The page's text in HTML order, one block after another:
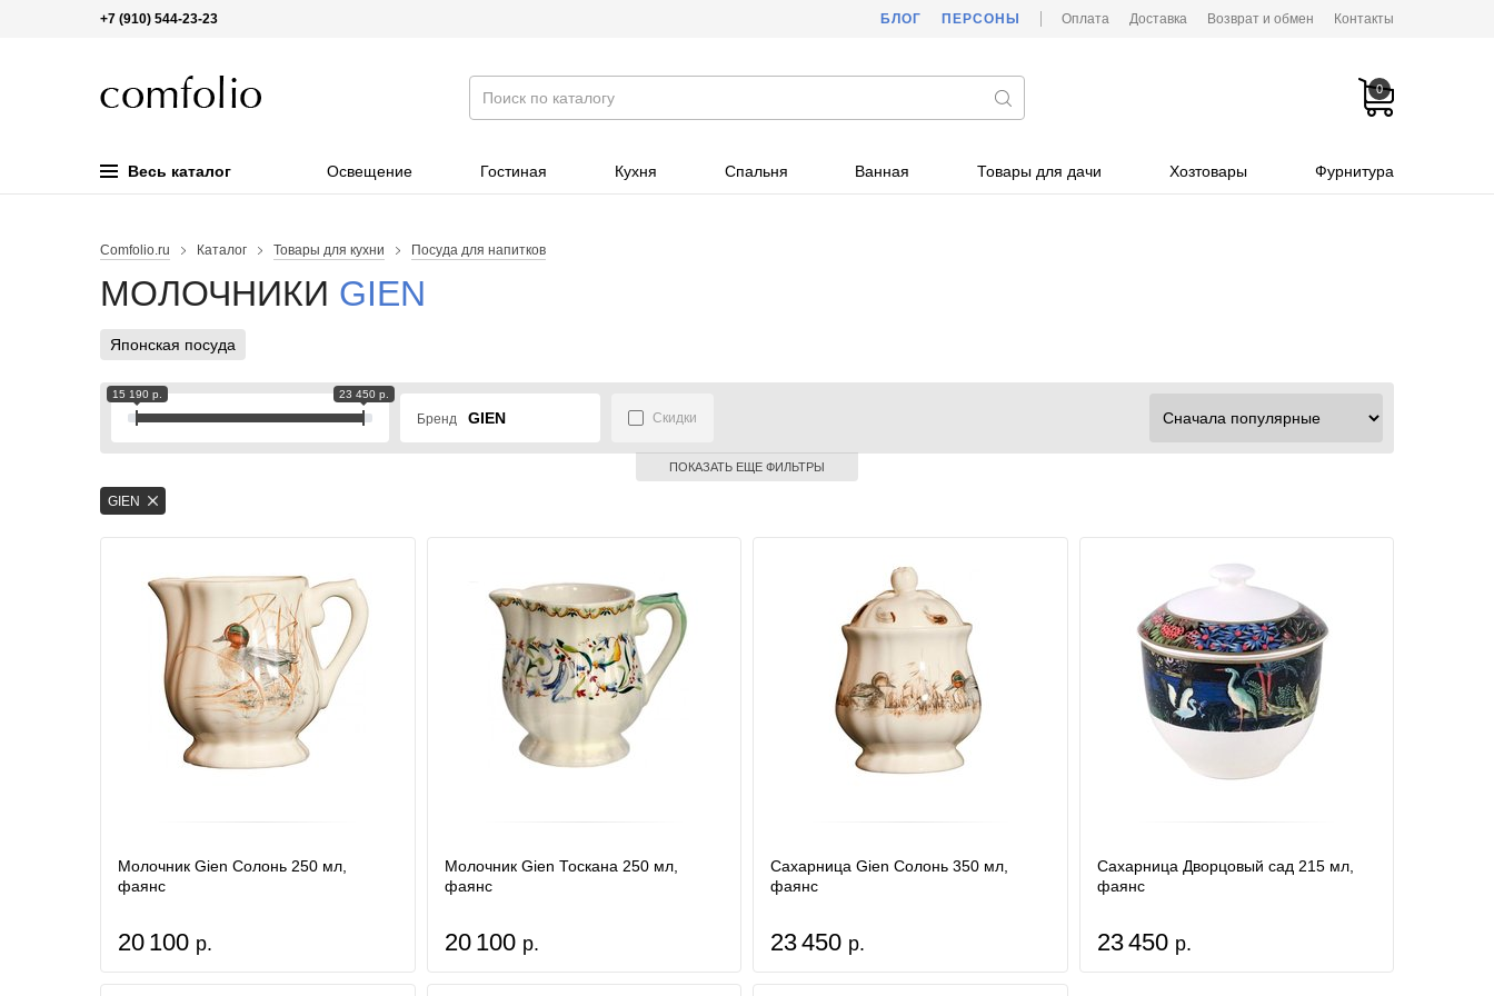
+7 (910) 544-23-23 БЛОГ ПЕРСОНЫ Оплата Доставка Возврат и обмен Контакты
0
Весь каталог Освещение Гостиная Кухня Спальня Ванная Товары для дачи Хозтовары Фурнитура
Comfolio.ru Каталог Товары для кухни Посуда для напитков
МОЛОЧНИКИ GIEN
Японская посуда
15 190 р. 23 450 р.
Бренд GIEN Скидки
ПОКАЗАТЬ ЕЩЕ ФИЛЬТРЫ
GIEN
Молочник Gien Солонь 250 мл,
фаянс
20 100 р.
Молочник Gien Тоскана 250 мл,
фаянс
20 100 р.
Сахарница Gien Солонь 350 мл,
фаянс
23 450 р.
Сахарница Дворцовый сад 215 мл,
фаянс
23 450 р.